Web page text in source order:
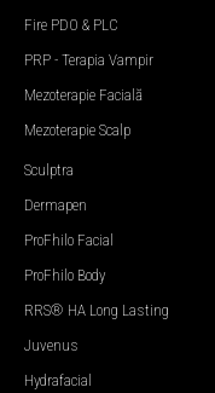
Sculptra
Dermapen
ProFhilo Facial
ProFhilo Body
RRS® HA Long Lasting
Juvenus
Hydrafacial
Fire PDO & PLC
PRP - Terapia Vampir
Mezoterapie Facială
Mezoterapie Scalp